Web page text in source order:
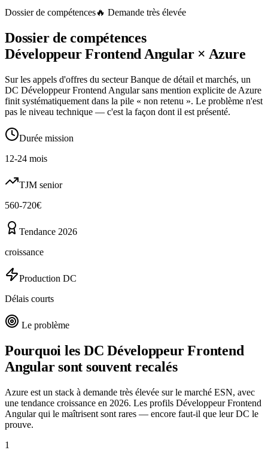
Dossier de compétences🔥 Demande très élevée
Dossier de compétences
Développeur Frontend Angular× Azure
Sur les appels d'offres du secteur Banque de détail et marchés, un
DC Développeur Frontend Angular sans mention explicite de Azure
finit systématiquement dans la pile « non retenu ». Le problème n'est
pas le niveau technique — c'est la façon dont il est présenté.
Durée mission
12-24 mois
TJM senior
560-720€
Tendance 2026
croissance
Production DC
Délais courts
Le problème
Pourquoi les DCDéveloppeur Frontend
Angularsont souvent recalés
Azure est un stack à demande très élevée sur le marché ESN, avec
une tendance croissance en 2026. Les profils Développeur Frontend
Angular qui le maîtrisent sont rares — encore faut-il que leur DC le
prouve.
1